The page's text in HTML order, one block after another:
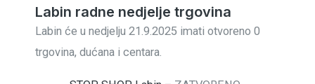
Labin radne nedjelje trgovina
Labin će u nedjelju 21.9.2025 imati otvoreno 0
trgovina, dućana i centara.